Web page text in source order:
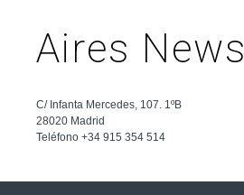
Aires News
C/ Infanta Mercedes, 107. 1ºB
28020 Madrid
Teléfono +34 915 354 514